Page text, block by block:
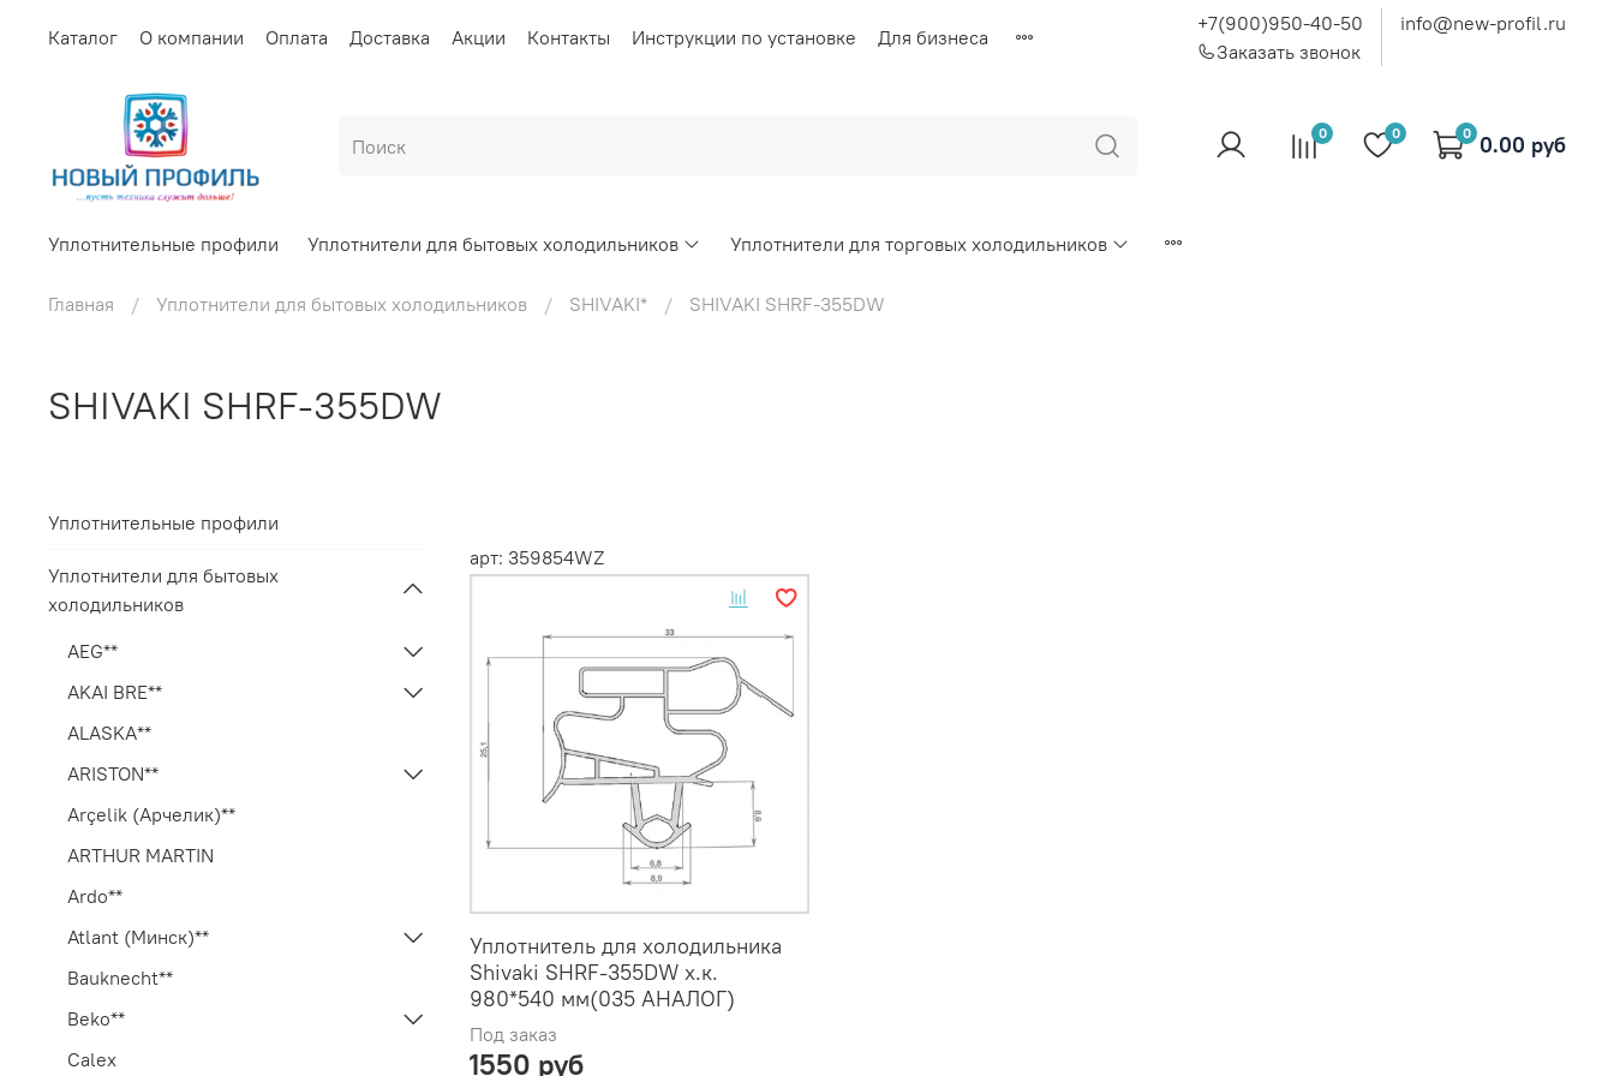
Каталог О компании Оплата Доставка Акции Контакты Инструкции по установке Для бизнеса
+7(900)950-40-50
Заказать звонок
info@new-profil.ru
0 0 0 0.00 руб
Уплотнительные профили Уплотнители для бытовых холодильников Уплотнители для торговых холодильников
Главная Уплотнители для бытовых холодильников SHIVAKI* SHIVAKI SHRF-355DW
SHIVAKI SHRF-355DW
арт: 359854WZ
Уплотнитель для холодильника
Shivaki SHRF-355DW х.к.
980*540 мм(035 АНАЛОГ)
Под заказ
1550 руб
Уплотнительные профили
Уплотнители для бытовых
холодильников
AEG**
AKAI BRE**
ALASKA**
ARISTON**
Arçelik (Арчелик)**
ARTHUR MARTIN
Ardo**
Atlant (Минск)**
Bauknecht**
Beko**
Calex